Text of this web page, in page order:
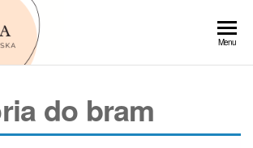
Menu
do bram